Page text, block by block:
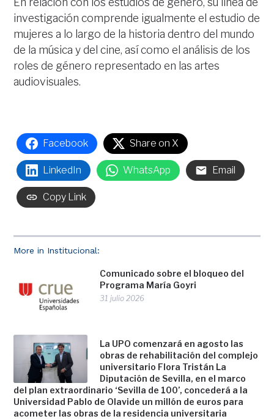
More in Institucional:
Comunicado sobre el bloqueo del
Programa María Goyri
31 julio 2026
La UPO comenzará en agosto las
obras de rehabilitación del complejo
universitario Flora Tristán La
Diputación de Sevilla, en el marco
del plan extraordinario ‘Sevilla de 100’, concederá a la
Universidad Pablo de Olavide un millón de euros para
acometer las obras de la residencia universitaria
investigación comprende igualmente el estudio de
mujeres a lo largo de la historia dentro del mundo
de la música y del cine, así como el análisis de los
roles de género representado en las artes
audiovisuales.
Facebook Share on X
LinkedIn WhatsApp Email
Copy Link